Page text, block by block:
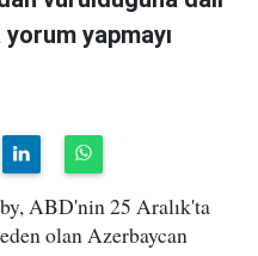
yapmayı
ABD'nin 25 Aralık'ta
olan Azerbaycan